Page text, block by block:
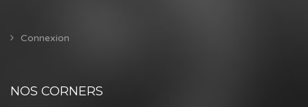
Connexion
NOS CORNERS